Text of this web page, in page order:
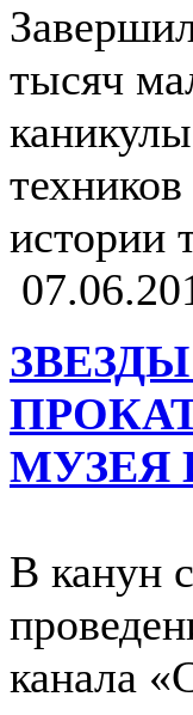
тысяч
истории
МУЗЕЯ
В канун
канала